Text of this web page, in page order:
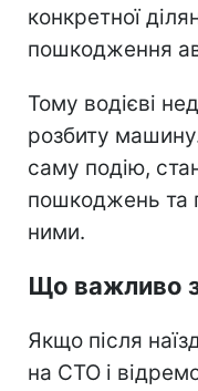
конкретної
пошкодження
Тому водієві
розбиту
саму подію,
пошкоджень та
ними.
Що важливо
Якщо після
на СТО і